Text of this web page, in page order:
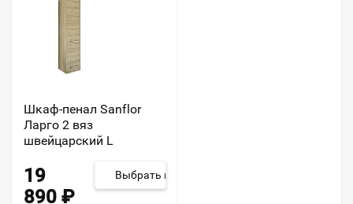
Шкаф-пенал Sanflor
Ларго 2 вяз
швейцарский L
19
890 ₽
Выбрать из 2